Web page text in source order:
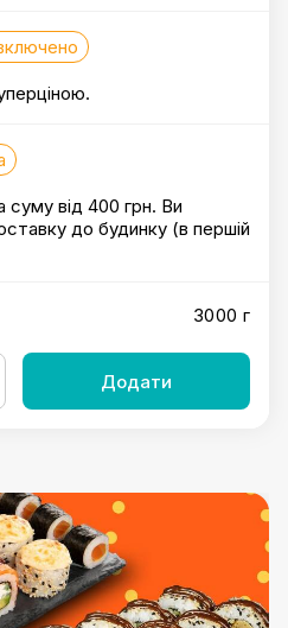
суму від 400 грн. Ви
до будинку (в першій
3000 г
Додати